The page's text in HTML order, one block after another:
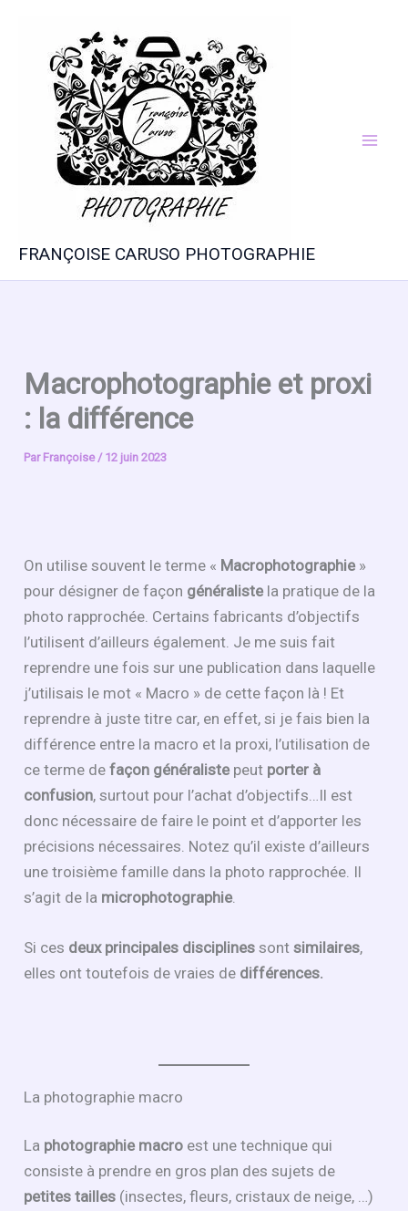
contenu
FRANÇOISE CARUSO PHOTOGRAPHIE
Macrophotographie et proxi
: la différence
Par Françoise / 12 juin 2023
On utilise souvent le terme « Macrophotographie»
pour désigner de façon généralistela pratique de la
photo rapprochée. Certains fabricants d’objectifs
l’utilisent d’ailleurs également. Je me suis fait
reprendre une fois sur une publication dans laquelle
j’utilisais le mot « Macro » de cette façon là ! Et
reprendre à juste titre car, en effet, si je fais bien la
différence entre la macro et la proxi, l’utilisation de
ce terme defaçon généralistepeut porter à
confusion, surtout pour l’achat d’objectifs…Il est
donc nécessaire de faire le point et d’apporter les
précisions nécessaires. Notez qu’il existe d’ailleurs
une troisième famille dans la photo rapprochée. Il
s’agit de la microphotographie.
Si ces deux principales disciplinessontsimilaires,
elles ont toutefois de vraies de différences.
La photographie macro
La photographie macro est une technique qui
consiste à prendre en gros plan des sujets de
petites tailles (insectes, fleurs, cristaux de neige, …)